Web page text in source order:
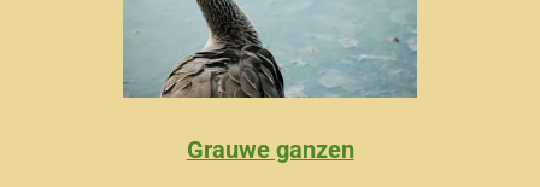
Grauwe ganzen